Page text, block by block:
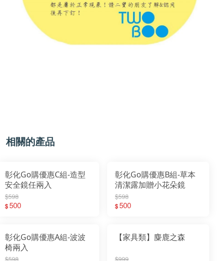
相關的產品
彰化Go購優惠C組-造型
安全鏡任兩入
$598
$500
彰化Go購優惠B組-草本
清潔露加贈小花朵鏡
$598
$500
彰化Go購優惠A組-波波
椅兩入
$598
【家具類】麋鹿之森
$999